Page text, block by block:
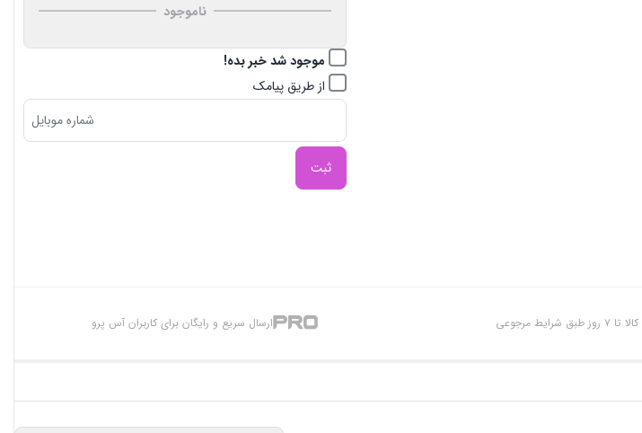
ناموجود
موجود شد خبر بده!
از طریق پیامک
ثبت
شرایط مرجوعی ارسال سریع و رایگان برای کاربران آس پرو